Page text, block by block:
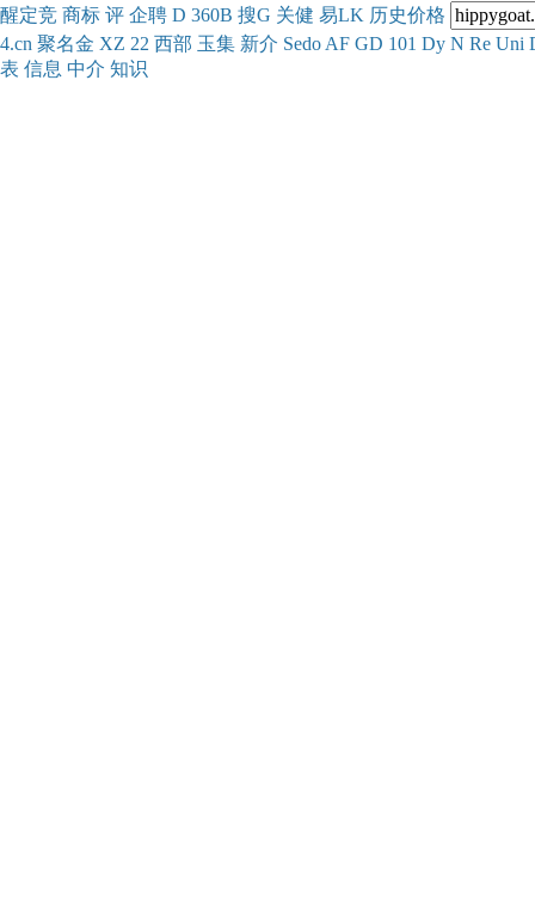
醒定竞 商标 评 企聘 D 360B 搜G 关健 易LK 历史价格
4.cn 聚名金 XZ 22 西部 玉集 新介 Sedo AF GD 101 Dy N Re Uni
表 信息 中介 知识